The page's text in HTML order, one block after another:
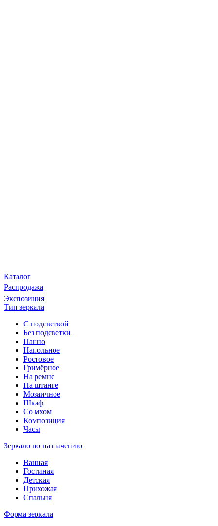
Каталог
Распродажа
Экспозиция
Тип зеркала
С подсветкой
Без подсветки
Панно
Напольное
Ростовое
Гримёрное
На ремне
На штанге
Мозаичное
Шкаф
Со мхом
Композиция
Часы
Зеркало по назначению
Ванная
Гостиная
Детская
Прихожая
Спальня
Форма зеркала